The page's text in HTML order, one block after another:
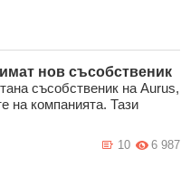
нов съсобственик
съсобственик на Aurus,
на компанията. Тази
6 987
10